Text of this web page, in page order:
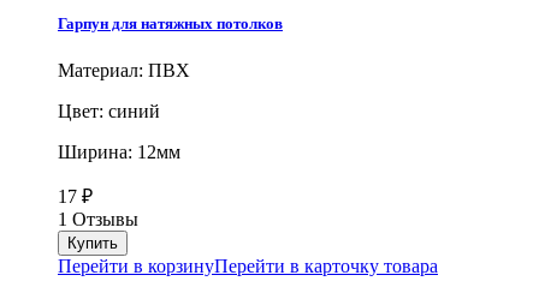
Гарпун для натяжных потолков
Материал: ПВХ
Цвет: синий
Ширина: 12мм
17 ₽
1 Отзывы
Перейти в корзинуПерейти в карточку товара